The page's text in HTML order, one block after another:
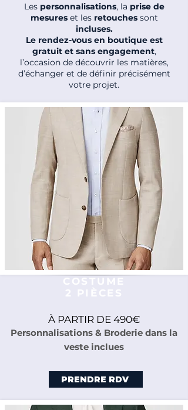
Les personnalisations, la prise de
mesureset les retouches sont
incluses.
Le rendez-vous en boutique est
gratuit et sans engagement,
l’occasion de découvrir les matières,
d’échanger et de définir précisément
votre projet.
COSTUME
À PARTIR DE 490€
Personnalisations & Broderie dans la
veste inclues
PRENDRE RDV